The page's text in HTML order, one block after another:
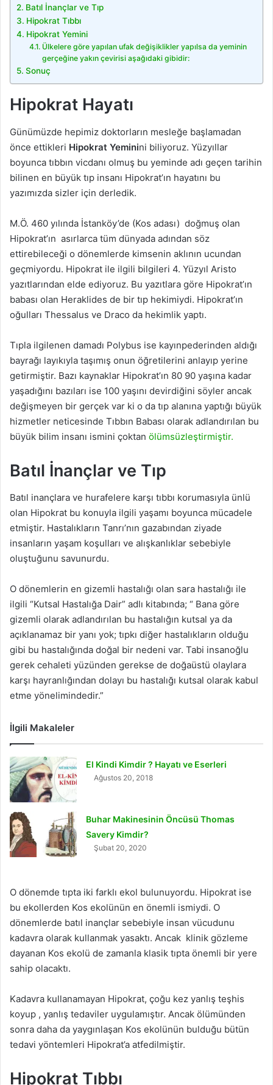
Batıl İnançlar ve Tıp
Hipokrat Tıbbı
Hipokrat Yemini
Ülkelere göre yapılan ufak değişiklikler yapılsa da yeminin
gerçeğine yakın çevirisi aşağıdaki gibidir:
Sonuç
Hipokrat Hayatı
Günümüzde hepimiz doktorların mesleğe başlamadan
önce ettikleri Hipokrat Yeminini biliyoruz. Yüzyıllar
boyunca tıbbın vicdanı olmuş bu yeminde adı geçen tarihin
bilinen en büyük tıp insanı Hipokrat’ın hayatını bu
yazımızda sizler için derledik.
M.Ö. 460 yılında İstanköy’de (Kos adası) doğmuş olan
Hipokrat’ın asırlarca tüm dünyada adından söz
ettirebileceği o dönemlerde kimsenin aklının ucundan
geçmiyordu. Hipokrat ile ilgili bilgileri 4. Yüzyıl Aristo
yazıtlarından elde ediyoruz. Bu yazıtlara göre Hipokrat’ın
babası olan Heraklides de bir tıp hekimiydi. Hipokrat’ın
oğulları Thessalus ve Draco da hekimlik yaptı.
Tıpla ilgilenen damadı Polybus ise kayınpederinden aldığı
bayrağı layıkıyla taşımış onun öğretilerini anlayıp yerine
getirmiştir. Bazı kaynaklar Hipokrat’ın 80 90 yaşına kadar
yaşadığını bazıları ise 100 yaşını devirdiğini söyler ancak
değişmeyen bir gerçek var ki o da tıp alanına yaptığı büyük
hizmetler neticesinde Tıbbın Babası olarak adlandırılan bu
büyük bilim insanı ismini çoktan ölümsüzleştirmiştir.
Batıl İnançlar ve Tıp
Batıl inançlara ve hurafelere karşı tıbbı korumasıyla ünlü
olan Hipokrat bu konuyla ilgili yaşamı boyunca mücadele
etmiştir. Hastalıkların Tanrı’nın gazabından ziyade
insanların yaşam koşulları ve alışkanlıklar sebebiyle
oluştuğunu savunurdu.
O dönemlerin en gizemli hastalığı olan sara hastalığı ile
ilgili “Kutsal Hastalığa Dair” adlı kitabında; “ Bana göre
gizemli olarak adlandırılan bu hastalığın kutsal ya da
açıklanamaz bir yanı yok; tıpkı diğer hastalıkların olduğu
gibi bu hastalığında doğal bir nedeni var. Tabi insanoğlu
gerek cehaleti yüzünden gerekse de doğaüstü olaylara
karşı hayranlığından dolayı bu hastalığı kutsal olarak kabul
etme yönelimindedir.”
İlgili Makaleler
El Kindi Kimdir ? Hayatı ve Eserleri
Ağustos 20, 2018
Buhar Makinesinin Öncüsü Thomas
Savery Kimdir?
Şubat 20, 2020
O dönemde tıpta iki farklı ekol bulunuyordu. Hipokrat ise
bu ekollerden Kos ekolünün en önemli ismiydi. O
dönemlerde batıl inançlar sebebiyle insan vücudunu
kadavra olarak kullanmak yasaktı. Ancak klinik gözleme
dayanan Kos ekolü de zamanla klasik tıpta önemli bir yere
sahip olacaktı.
Kadavra kullanamayan Hipokrat, çoğu kez yanlış teşhis
koyup , yanlış tedaviler uygulamıştır. Ancak ölümünden
sonra daha da yaygınlaşan Kos ekolünün bulduğu bütün
tedavi yöntemleri Hipokrat’a atfedilmiştir.
Hipokrat Tıbbı